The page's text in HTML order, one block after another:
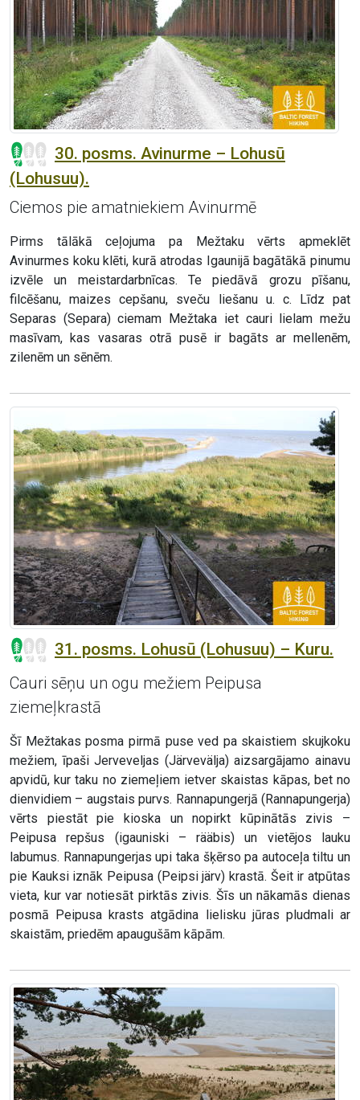
30. posms. Avinurme – Lohusū
(Lohusuu).
Ciemos pie amatniekiem Avinurmē
Pirms tālākā ceļojuma pa Mežtaku vērts apmeklēt
Avinurmes koku klēti, kurā atrodas Igaunijā bagātākā pinumu
izvēle un meistardarbnīcas. Te piedāvā grozu pīšanu,
filcēšanu, maizes cepšanu, sveču liešanu u. c. Līdz pat
Separas (Separa) ciemam Mežtaka iet cauri lielam mežu
masīvam, kas vasaras otrā pusē ir bagāts ar mellenēm,
zilenēm un sēnēm.
31. posms. Lohusū (Lohusuu) – Kuru.
Cauri sēņu un ogu mežiem Peipusa
ziemeļkrastā
Šī Mežtakas posma pirmā puse ved pa skaistiem skujkoku
mežiem, īpaši Jerveveljas (Järvevälja) aizsargājamo ainavu
apvidū, kur taku no ziemeļiem ietver skaistas kāpas, bet no
dienvidiem – augstais purvs. Rannapungerjā (Rannapungerja)
vērts piestāt pie kioska un nopirkt kūpinātās zivis –
Peipusa repšus (igauniski – rääbis) un vietējos lauku
labumus. Rannapungerjas upi taka šķērso pa autoceļa tiltu un
pie Kauksi iznāk Peipusa (Peipsi järv) krastā. Šeit ir atpūtas
vieta, kur var notiesāt pirktās zivis. Šīs un nākamās dienas
posmā Peipusa krasts atgādina lielisku jūras pludmali ar
skaistām, priedēm apaugušām kāpām.